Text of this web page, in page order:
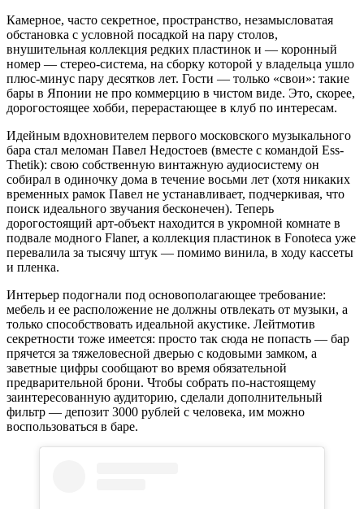
Камерное, часто секретное, пространство, незамысловатая
обстановка с условной посадкой на пару столов,
внушительная коллекция редких пластинок и — коронный
номер — стерео-система, на сборку которой у владельца ушло
плюс-минус пару десятков лет. Гости — только «свои»: такие
бары в Японии не про коммерцию в чистом виде. Это, скорее,
дорогостоящее хобби, перерастающее в клуб по интересам.
Идейным вдохновителем первого московского музыкального
бара стал меломан Павел Недостоев (вместе с командой Ess-
Thetik): свою собственную винтажную аудиосистему он
собирал в одиночку дома в течение восьми лет (хотя никаких
временных рамок Павел не устанавливает, подчеркивая, что
поиск идеального звучания бесконечен). Теперь
дорогостоящий арт-объект находится в укромной комнате в
подвале модного Flaner, а коллекция пластинок в Fonoteca уже
перевалила за тысячу штук — помимо винила, в ходу кассеты
и пленка.
Интерьер подогнали под основополагающее требование:
мебель и ее расположение не должны отвлекать от музыки, а
только способствовать идеальной акустике. Лейтмотив
секретности тоже имеется: просто так сюда не попасть — бар
прячется за тяжеловесной дверью с кодовыми замком, а
заветные цифры сообщают во время обязательной
предварительной брони. Чтобы собрать по-настоящему
заинтересованную аудиторию, сделали дополнительный
фильтр — депозит 3000 рублей с человека, им можно
воспользоваться в баре.